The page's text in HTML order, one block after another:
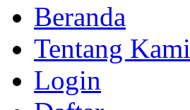
Beranda
Tentang Kami
Login